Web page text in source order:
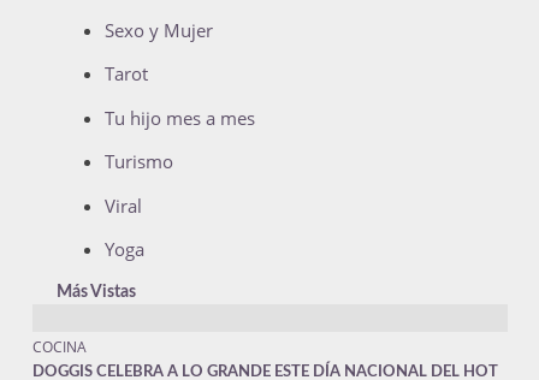
Sexo y Mujer
Tarot
Tu hijo mes a mes
Turismo
Viral
Yoga
Más Vistas
COCINA
DOGGIS CELEBRA A LO GRANDE ESTE DÍA NACIONAL DEL HOT